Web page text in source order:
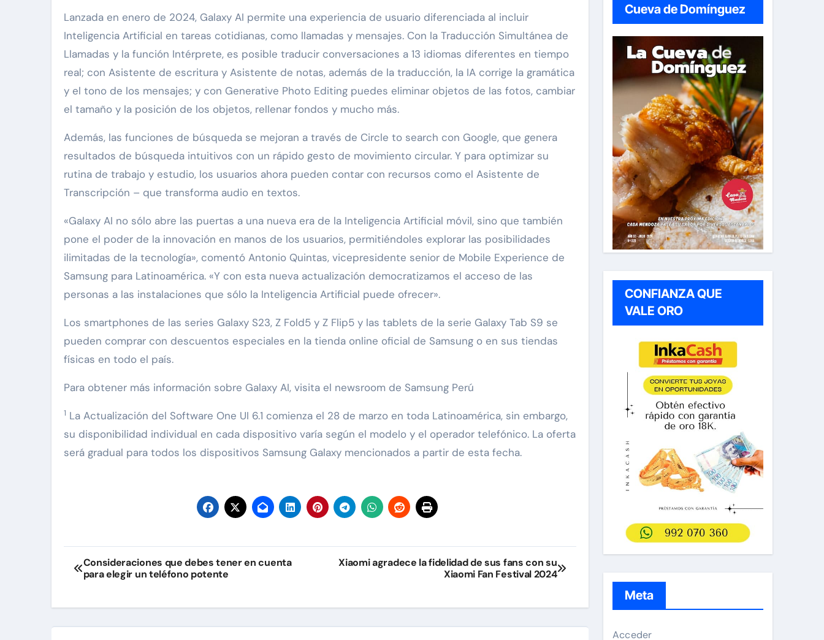
Lanzada en enero de 2024, Galaxy AI permite una experiencia de usuario diferenciada al incluir
Inteligencia Artificial en tareas cotidianas, como llamadas y mensajes. Con la Traducción Simultánea de
Llamadas y la función Intérprete, es posible traducir conversaciones a 13 idiomas diferentes en tiempo
real; con Asistente de escritura y Asistente de notas, además de la traducción, la IA corrige la gramática
y el tono de los mensajes; y con Generative Photo Editing puedes eliminar objetos de las fotos, cambiar
el tamaño y la posición de los objetos, rellenar fondos y mucho más.
Además, las funciones de búsqueda se mejoran a través de Circle to search con Google, que genera
resultados de búsqueda intuitivos con un rápido gesto de movimiento circular. Y para optimizar su
rutina de trabajo y estudio, los usuarios ahora pueden contar con recursos como el Asistente de
Transcripción – que transforma audio en textos.
«Galaxy AI no sólo abre las puertas a una nueva era de la Inteligencia Artificial móvil, sino que también
pone el poder de la innovación en manos de los usuarios, permitiéndoles explorar las posibilidades
ilimitadas de la tecnología», comentó Antonio Quintas, vicepresidente senior de Mobile Experience de
Samsung para Latinoamérica. «Y con esta nueva actualización democratizamos el acceso de las
personas a las instalaciones que sólo la Inteligencia Artificial puede ofrecer».
Los smartphones de las series Galaxy S23, Z Fold5 y Z Flip5 y las tablets de la serie Galaxy Tab S9 se
pueden comprar con descuentos especiales en la tienda online oficial de Samsung o en sus tiendas
físicas en todo el país.
Para obtener más información sobre Galaxy AI, visita el newsroom de Samsung Perú
1 La Actualización del Software One UI 6.1 comienza el 28 de marzo en toda Latinoamérica, sin embargo,
su disponibilidad individual en cada dispositivo varía según el modelo y el operador telefónico. La oferta
será gradual para todos los dispositivos Samsung Galaxy mencionados a partir de esta fecha.
Navegación
de
entradas
Consideraciones que debes tener en cuenta
para elegir un teléfono potente
Xiaomi agradece la fidelidad de sus fans con su
Xiaomi Fan Festival 2024
Cueva de Domínguez
CONFIANZA QUE
VALE ORO
Meta
Acceder